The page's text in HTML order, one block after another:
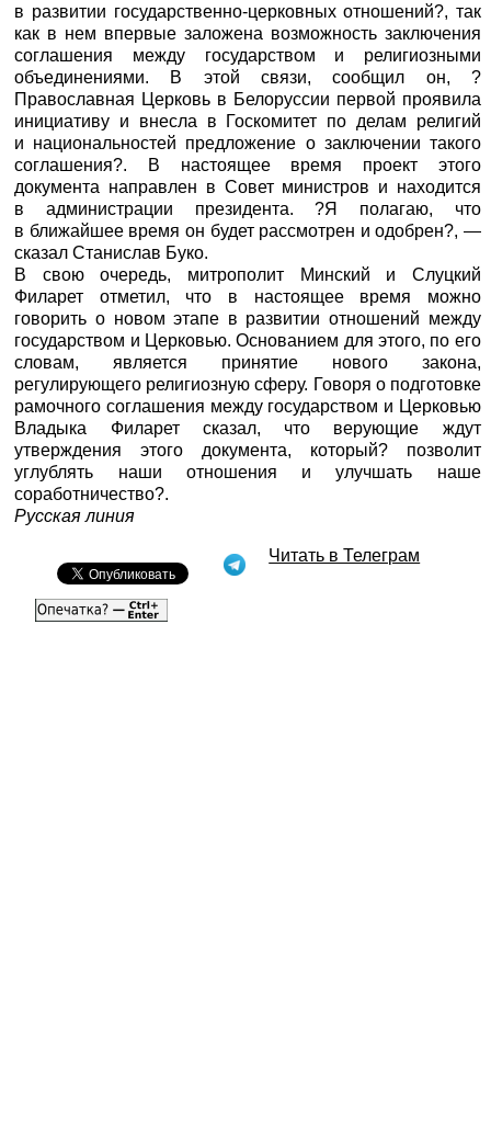
в развитии государственно-церковных отношений?, так
как в нем впервые заложена возможность заключения
соглашения между государством и религиозными
объединениями. В этой связи, сообщил он, ?
Православная Церковь в Белоруссии первой проявила
инициативу и внесла в Госкомитет по делам религий
и национальностей предложение о заключении такого
соглашения?. В настоящее время проект этого
документа направлен в Совет министров и находится
в администрации президента. ?Я полагаю, что
в ближайшее время он будет рассмотрен и одобрен?, —
сказал Станислав Буко.
В свою очередь, митрополит Минский и Слуцкий
Филарет отметил, что в настоящее время можно
говорить о новом этапе в развитии отношений между
государством и Церковью. Основанием для этого, по его
словам, является принятие нового закона,
регулирующего религиозную сферу. Говоря о подготовке
рамочного соглашения между государством и Церковью
Владыка Филарет сказал, что верующие ждут
утверждения этого документа, который? позволит
углублять наши отношения и улучшать наше
соработничество?.
Русская линия
Читать в Телеграм